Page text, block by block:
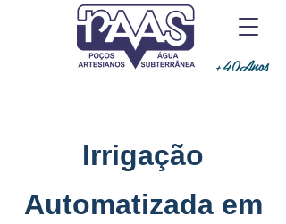
+40Anos
Irrigação
Automatizada em